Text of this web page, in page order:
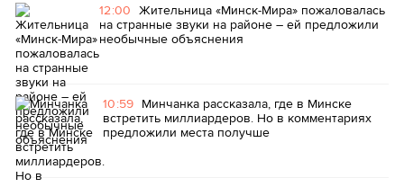
12:00 Жительница «Минск-Мира» пожаловалась
на странные звуки на районе – ей предложили
необычные объяснения
10:59 Минчанка рассказала, где в Минске
встретить миллиардеров. Но в комментариях
предложили места получше